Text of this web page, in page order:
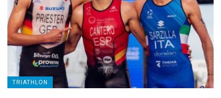
TRIATHLON